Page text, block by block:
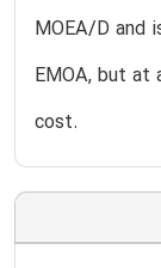
MOEA/D and
EMOA, but at
cost.